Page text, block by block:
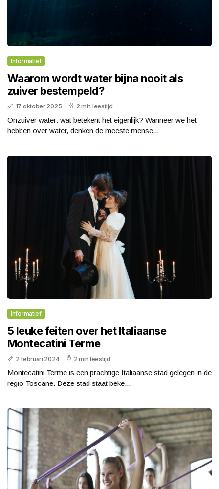
Informatief
Waarom wordt water bijna nooit als
zuiver bestempeld?
17 oktober 2025 2 min leestijd
Onzuiver water: wat betekent het eigenlijk? Wanneer we het
hebben over water, denken de meeste mense...
Informatief
5 leuke feiten over het Italiaanse
Montecatini Terme
2 februari 2024 2 min leestijd
Montecatini Terme is een prachtige Italiaanse stad gelegen in de
regio Toscane. Deze stad staat beke...